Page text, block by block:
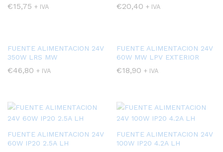
€15,75 + IVA €20,40 + IVA
FUENTE ALIMENTACION 24V
350W LRS MW
€46,80 + IVA
FUENTE ALIMENTACION 24V
60W MW LPV EXTERIOR
€18,90 + IVA
FUENTE ALIMENTACION 24V
60W IP20 2.5A LH
FUENTE ALIMENTACION 24V
100W IP20 4.2A LH